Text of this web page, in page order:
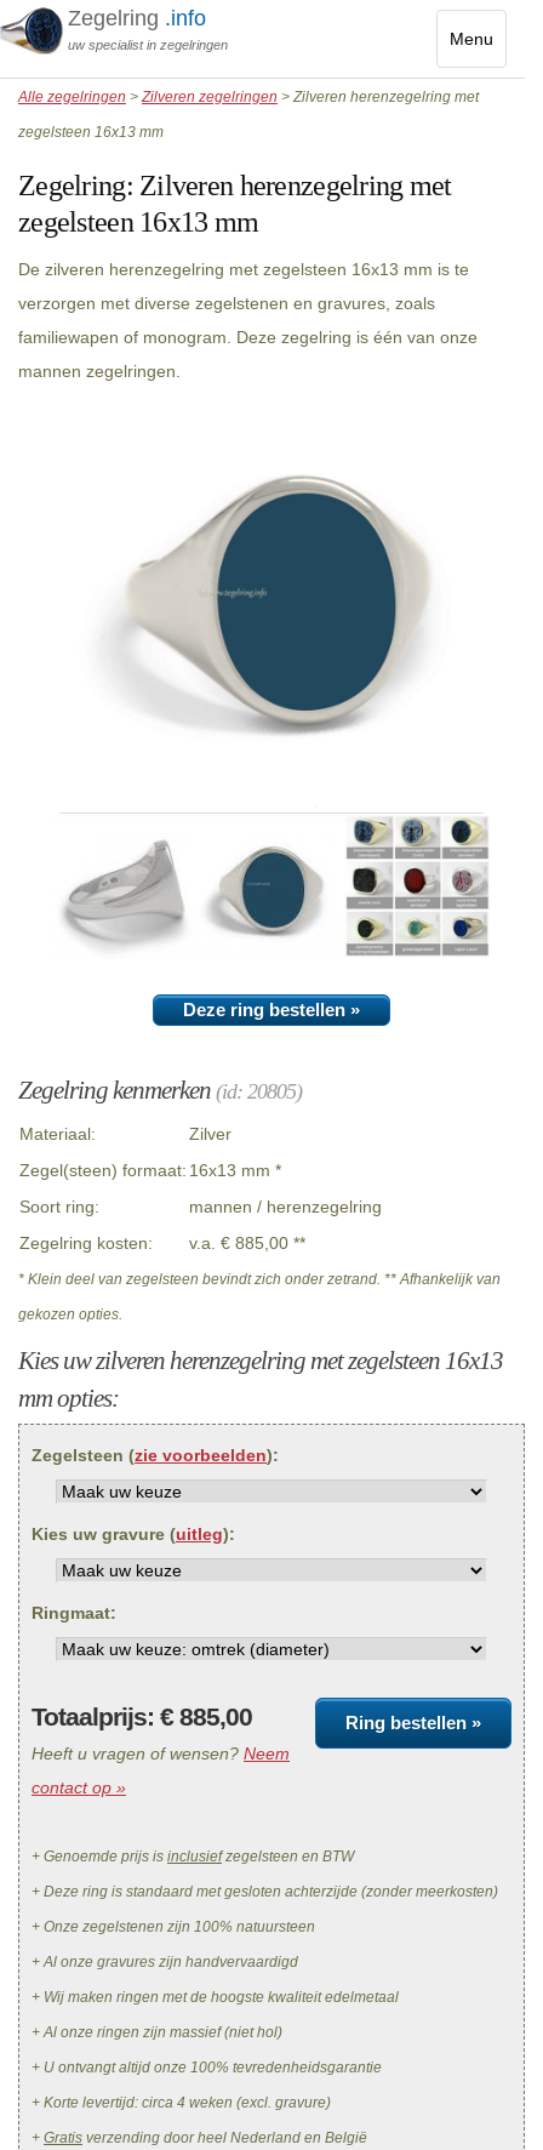
Menu
Toggle
Zegelring .info
uw specialist in zegelringen
Alle zegelringen >Zilveren zegelringen > Zilveren herenzegelring met
zegelsteen 16x13 mm
Zegelring: Zilveren herenzegelring met
zegelsteen 16x13 mm
De zilveren herenzegelring met zegelsteen 16x13 mm is te
verzorgen met diverse zegelstenen en gravures, zoals
familiewapen of monogram. Deze zegelring is één van onze
mannen zegelringen.
Deze ring bestellen »
Zegelring kenmerken (id: 20805)
Materiaal:
Zilver
Zegel(steen) formaat: 16x13 mm *
Soort ring:
mannen / herenzegelring
Zegelring kosten:
v.a. € 885,00 **
* Klein deel van zegelsteen bevindt zich onder zetrand. ** Afhankelijk van
gekozen opties.
Kies uw zilveren herenzegelring met zegelsteen 16x13
mm opties:
Zegelsteen (zie voorbeelden):
Kies uw gravure (uitleg):
Ringmaat:
Ring bestellen »
Totaalprijs: €885,00
Heeft u vragen of wensen? Neem
contact op »
+ Genoemde prijs is inclusiefzegelsteen en BTW
+ Deze ring is standaard met gesloten achterzijde (zonder meerkosten)
+ Onze zegelstenen zijn 100% natuursteen
+ Al onze gravures zijn handvervaardigd
+ Wij maken ringen met de hoogste kwaliteit edelmetaal
+ Al onze ringen zijn massief (niet hol)
+ U ontvangt altijd onze 100% tevredenheidsgarantie
+ Korte levertijd: circa 4 weken (excl. gravure)
+ Gratis verzending door heel Nederland en België